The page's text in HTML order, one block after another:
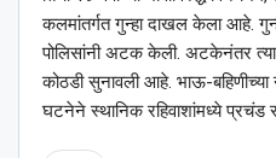
कलमांतर्गत गुन्हा दाखल केला आहे.
पोलिसांनी अटक केली. अटकेनंतर
कोठडी सुनावली आहे. भाऊ-बहिणीच्या
घटनेने स्थानिक रहिवाशांमध्ये प्रचंड